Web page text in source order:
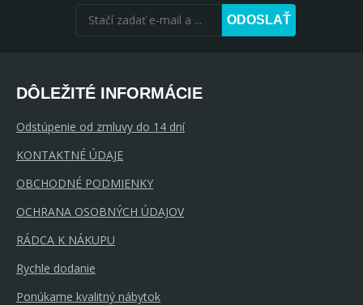
ODOSLAŤ
DÔLEŽITÉ INFORMÁCIE
Odstúpenie od zmluvy do 14 dní
KONTAKTNÉ ÚDAJE
OBCHODNÉ PODMIENKY
OCHRANA OSOBNÝCH ÚDAJOV
RÁDCA K NÁKUPU
Rychle dodanie
Ponúkame kvalitný nábytok